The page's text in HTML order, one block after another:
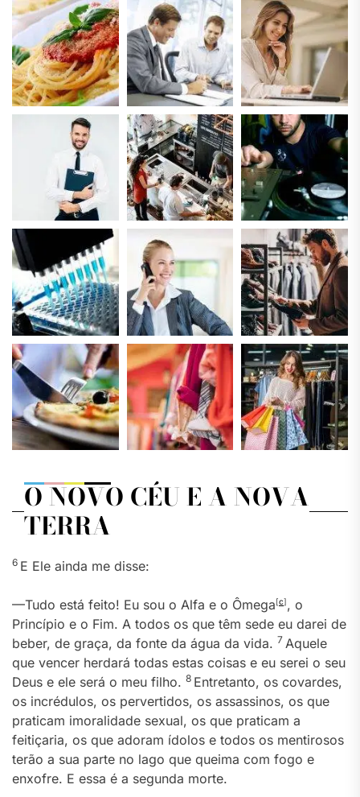
O NOVO CÉU E A NOVA
TERRA
6 E Ele ainda me disse:
—Tudo está feito! Eu sou o Alfa e o Ômega[c], o
Princípio e o Fim. A todos os que têm sede eu darei de
beber, de graça, da fonte da água da vida. 7 Aquele
que vencer herdará todas estas coisas e eu serei o seu
Deus e ele será o meu filho. 8 Entretanto, os covardes,
os incrédulos, os pervertidos, os assassinos, os que
praticam imoralidade sexual, os que praticam a
feitiçaria, os que adoram ídolos e todos os mentirosos
terão a sua parte no lago que queima com fogo e
enxofre. E essa é a segunda morte.